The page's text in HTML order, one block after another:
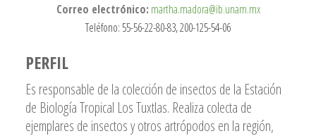
Correo electrónico: martha.madora@ib.unam.mx
Teléfono: 55-56-22-80-83, 200-125-54-06
PERFIL
Es responsable de la colección de insectos de la Estación
de Biología Tropical Los Tuxtlas. Realiza colecta de
ejemplares de insectos y otros artrópodos en la región,